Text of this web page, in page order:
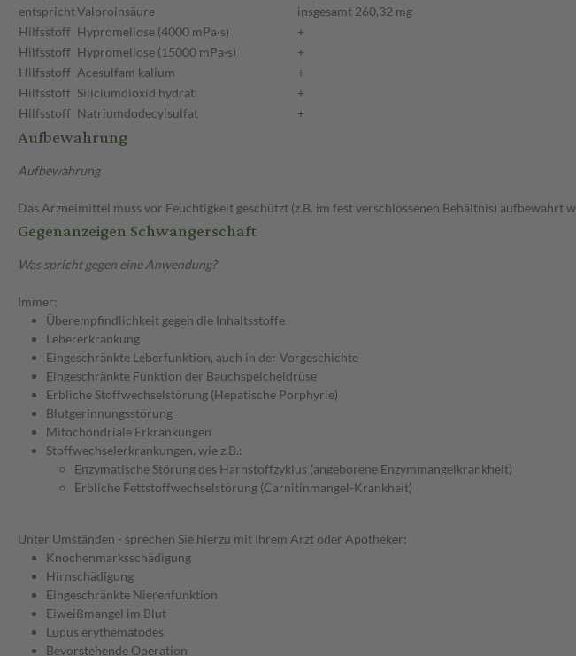
entsprichtValproinsäure
insgesamt 260,32 mg
Hilfsstoff Hypromellose (4000 mPa·s)
+
Hilfsstoff Hypromellose (15000 mPa·s)
+
Hilfsstoff Acesulfam kalium
+
Hilfsstoff Siliciumdioxid hydrat
+
Hilfsstoff Natriumdodecylsulfat +
Aufbewahrung
Aufbewahrung
Das Arzneimittel muss vor Feuchtigkeit geschützt (z.B. im fest verschlossenen Behältnis) aufbewahrt
Gegenanzeigen Schwangerschaft
Was spricht gegen eine Anwendung?
Immer:
Überempfindlichkeit gegen die Inhaltsstoffe
Lebererkrankung
Eingeschränkte Leberfunktion, auch in der Vorgeschichte
Eingeschränkte Funktion der Bauchspeicheldrüse
Erbliche Stoffwechselstörung (Hepatische Porphyrie)
Blutgerinnungsstörung
Mitochondriale Erkrankungen
Stoffwechselerkrankungen, wie z.B.:
Enzymatische Störung des Harnstoffzyklus (angeborene Enzymmangelkrankheit)
Erbliche Fettstoffwechselstörung (Carnitinmangel-Krankheit)
Unter Umständen - sprechen Sie hierzu mit Ihrem Arzt oder Apotheker:
Knochenmarksschädigung
Hirnschädigung
Eingeschränkte Nierenfunktion
Eiweißmangel im Blut
Lupus erythematodes
Bevorstehende Operation